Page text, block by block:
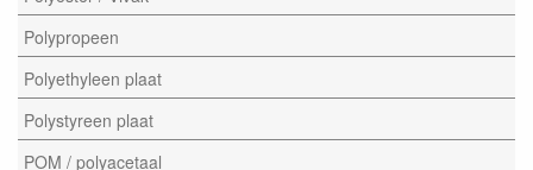
Polypropeen
Polyethyleen plaat
Polystyreen plaat
POM / polyacetaal